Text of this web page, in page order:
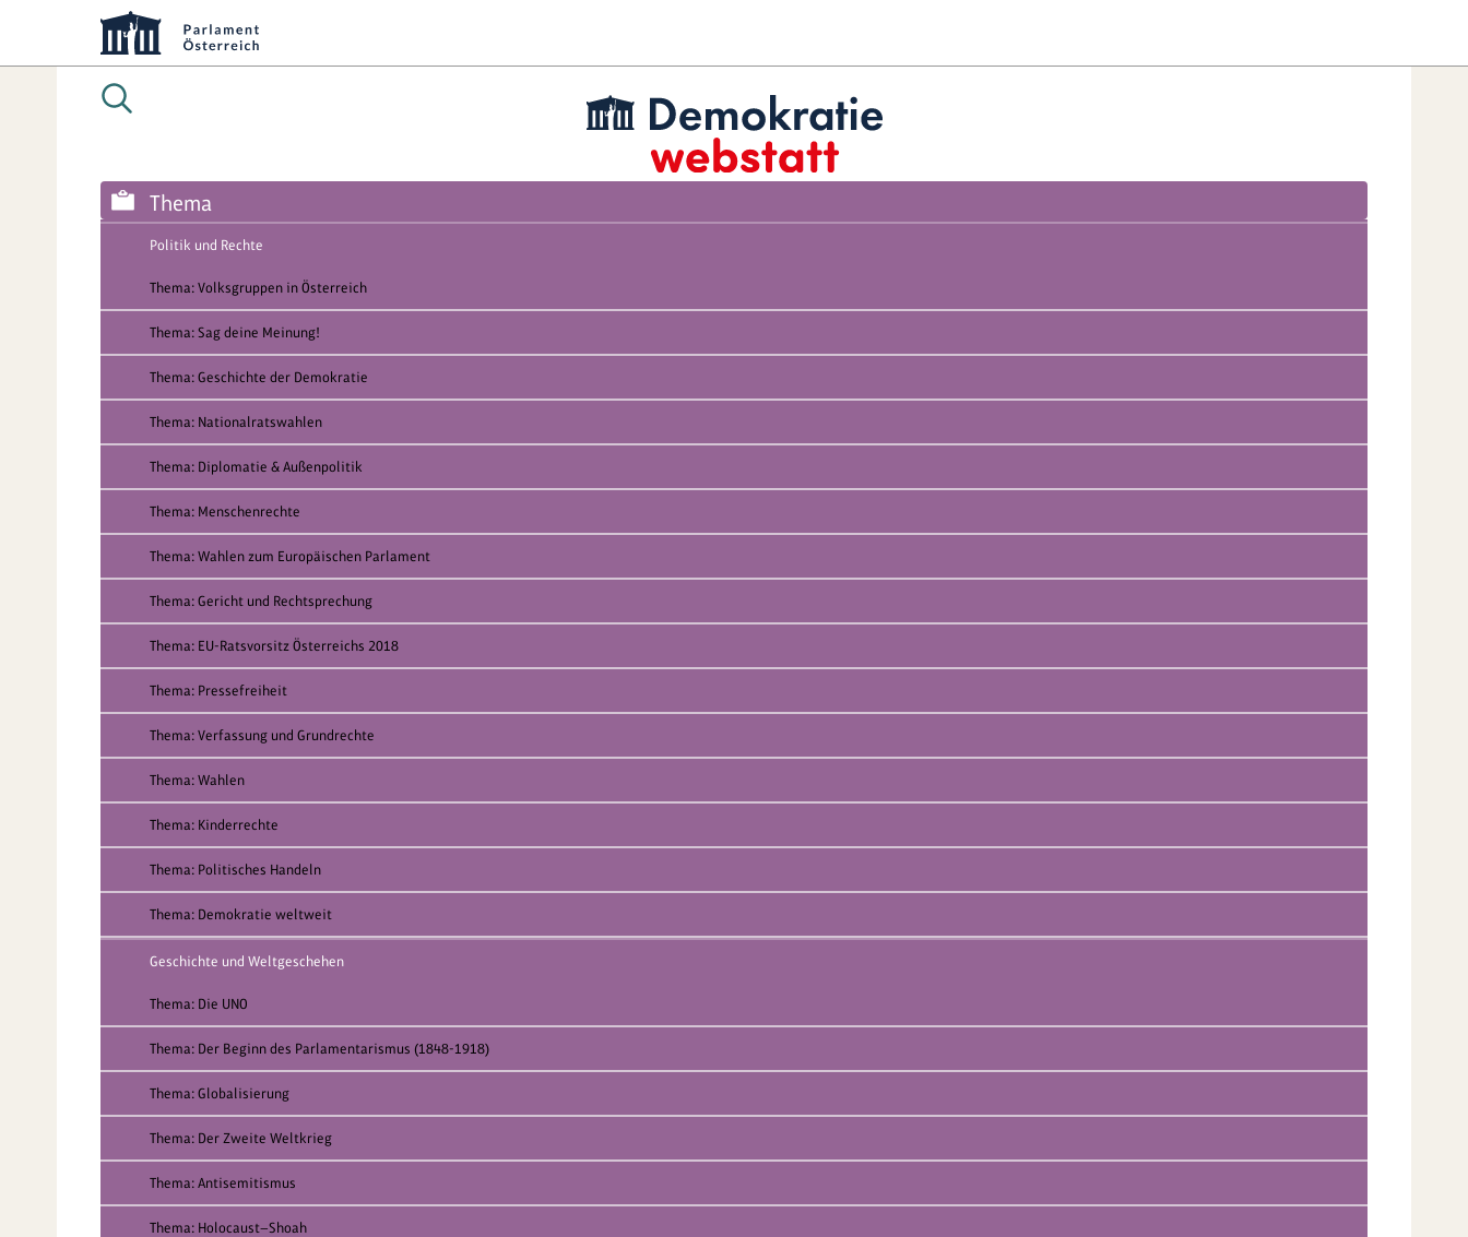
Thema
Politik und Rechte
Thema: Volksgruppen in Österreich
Thema: Sag deine Meinung!
Thema: Geschichte der Demokratie
Thema: Nationalratswahlen
Thema: Diplomatie & Außenpolitik
Thema: Menschenrechte
Thema: Wahlen zum Europäischen Parlament
Thema: Gericht und Rechtsprechung
Thema: EU-Ratsvorsitz Österreichs 2018
Thema: Pressefreiheit
Thema: Verfassung und Grundrechte
Thema: Wahlen
Thema: Kinderrechte
Thema: Politisches Handeln
Thema: Demokratie weltweit
Geschichte und Weltgeschehen
Thema: Die UNO
Thema: Der Beginn des Parlamentarismus (1848-1918)
Thema: Globalisierung
Thema: Der Zweite Weltkrieg
Thema: Antisemitismus
Thema: Holocaust—Shoah